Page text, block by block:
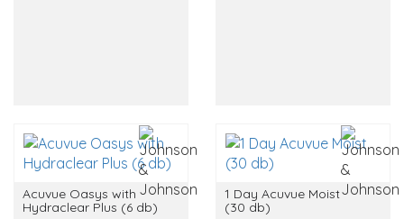
Acuvue Oasys with
Hydraclear Plus (6 db)
1 Day Acuvue Moist
(30 db)